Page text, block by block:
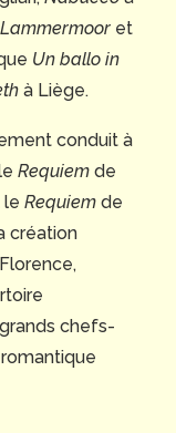
et
Un ballo in
à Liège.
conduit à
Requiem de
le Requiem de
création
chefs-